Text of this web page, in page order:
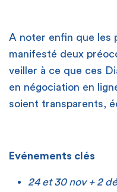
A noter enfin que les
manifesté deux
veiller à ce que ces
en négociation en
soient transparents,
Evénements clés
24 et 30 nov + 2